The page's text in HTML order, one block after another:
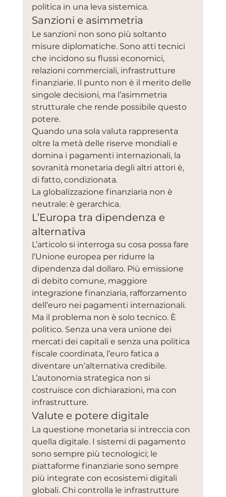
politica in una leva sistemica.
Sanzioni e asimmetria
Le sanzioni non sono più soltanto
misure diplomatiche. Sono atti tecnici
che incidono su flussi economici,
relazioni commerciali, infrastrutture
finanziarie. Il punto non è il merito delle
singole decisioni, ma l’asimmetria
strutturale che rende possibile questo
potere.
Quando una sola valuta rappresenta
oltre la metà delle riserve mondiali e
domina i pagamenti internazionali, la
sovranità monetaria degli altri attori è,
di fatto, condizionata.
La globalizzazione finanziaria non è
neutrale: è gerarchica.
L’Europa tra dipendenza e
alternativa
L’articolo si interroga su cosa possa fare
l’Unione europea per ridurre la
dipendenza dal dollaro. Più emissione
di debito comune, maggiore
integrazione finanziaria, rafforzamento
dell’euro nei pagamenti internazionali.
Ma il problema non è solo tecnico. È
politico. Senza una vera unione dei
mercati dei capitali e senza una politica
fiscale coordinata, l’euro fatica a
diventare un’alternativa credibile.
L’autonomia strategica non si
costruisce con dichiarazioni, ma con
infrastrutture.
Valute e potere digitale
La questione monetaria si intreccia con
quella digitale. I sistemi di pagamento
sono sempre più tecnologici; le
piattaforme finanziarie sono sempre
più integrate con ecosistemi digitali
globali. Chi controlla le infrastrutture